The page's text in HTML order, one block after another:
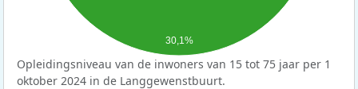
30,1%
Opleidingsniveau van de inwoners van 15 tot 75 jaar per 1
oktober 2024 in de Langgewenstbuurt.